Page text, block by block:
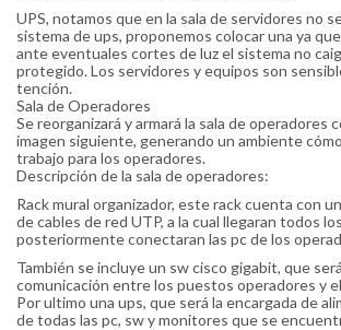
UPS, notamos que en la sala de servidores no
sistema de ups, proponemos colocar una ya
ante eventuales cortes de luz el sistema no
protegido. Los servidores y equipos son
tención.
Sala de Operadores
Se reorganizará y armará la sala de operadores
imagen siguiente, generando un ambiente
trabajo para los operadores.
Descripción de la sala de operadores:
Rack mural organizador, este rack cuenta con
de cables de red UTP, a la cual llegaran todos
posteriormente conectaran las pc de los
También se incluye un sw cisco gigabit, que
comunicación entre los puestos operadores y
Por ultimo una ups, que será la encargada de
de todas las pc, sw y monitores que se